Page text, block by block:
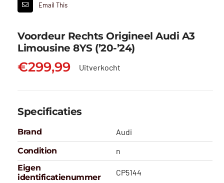
Email This
Voordeur Rechts Origineel Audi A3
Limousine 8YS (’20-’24)
€299,99 Uitverkocht
Specificaties
Brand
Audi
Condition
n
Eigen
identificatienummer
CP5144